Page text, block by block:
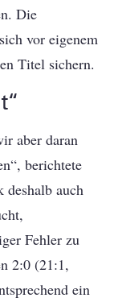
Die
vor eigenem
Titel sichern.
aber daran
berichtete
deshalb auch
Fehler zu
2:0 (21:1,
ein